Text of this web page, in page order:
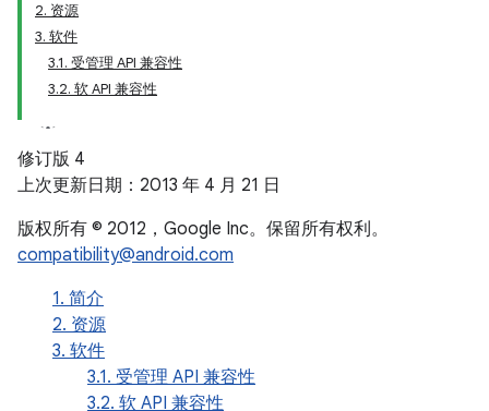
2. 资源
3. 软件
3.1. 受管理 API 兼容性
3.2. 软 API 兼容性
修订版 4
上次更新日期：2013 年 4 月 21 日
版权所有 © 2012，Google Inc。保留所有权利。
compatibility@android.com
1. 简介
2. 资源
3. 软件
3.1. 受管理 API 兼容性
3.2. 软 API 兼容性